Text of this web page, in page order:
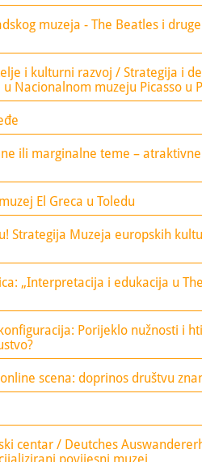
muzeja - The Beatles i
i kulturni razvoj / Strategija i
Nacionalnom muzeju Picasso u
ili marginalne teme –
El Greca u Toledu
Strategija Muzeja europskih
„Interpretacija i edukacija u
Porijeklo nužnosti i
scena: doprinos društvu
centar / Deutches